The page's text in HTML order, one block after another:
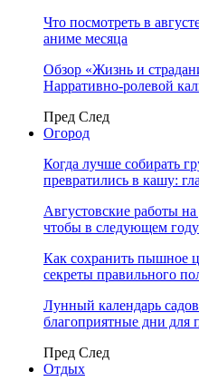
Что посмотреть в
аниме месяца
Обзор «Жизнь и
Нарративно-ролевой
Пред След
Огород
Когда лучше собирать
превратились в кашу:
Августовские работы на
чтобы в следующем
Как сохранить пышное
секреты правильного
Лунный календарь
благоприятные дни для
Пред След
Отдых